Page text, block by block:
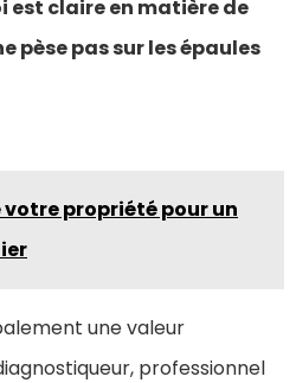
est claire en matière de
pèse pas sur les épaules
propriété pour un
une valeur
professionnel